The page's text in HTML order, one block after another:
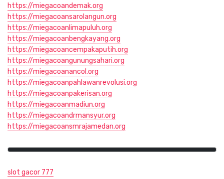
https://miegacoandemak.org
https://miegacoansarolangun.org
https://miegacoanlimapuluh.org
https://miegacoanbengkayang.org
https://miegacoancempakaputih.org
https://miegacoangunungsahari.org
https://miegacoanancol.org
https://miegacoanpahlawanrevolusi.org
https://miegacoanpakerisan.org
https://miegacoanmadiun.org
https://miegacoandrmansyur.org
https://miegacoansmrajamedan.org
slot gacor 777